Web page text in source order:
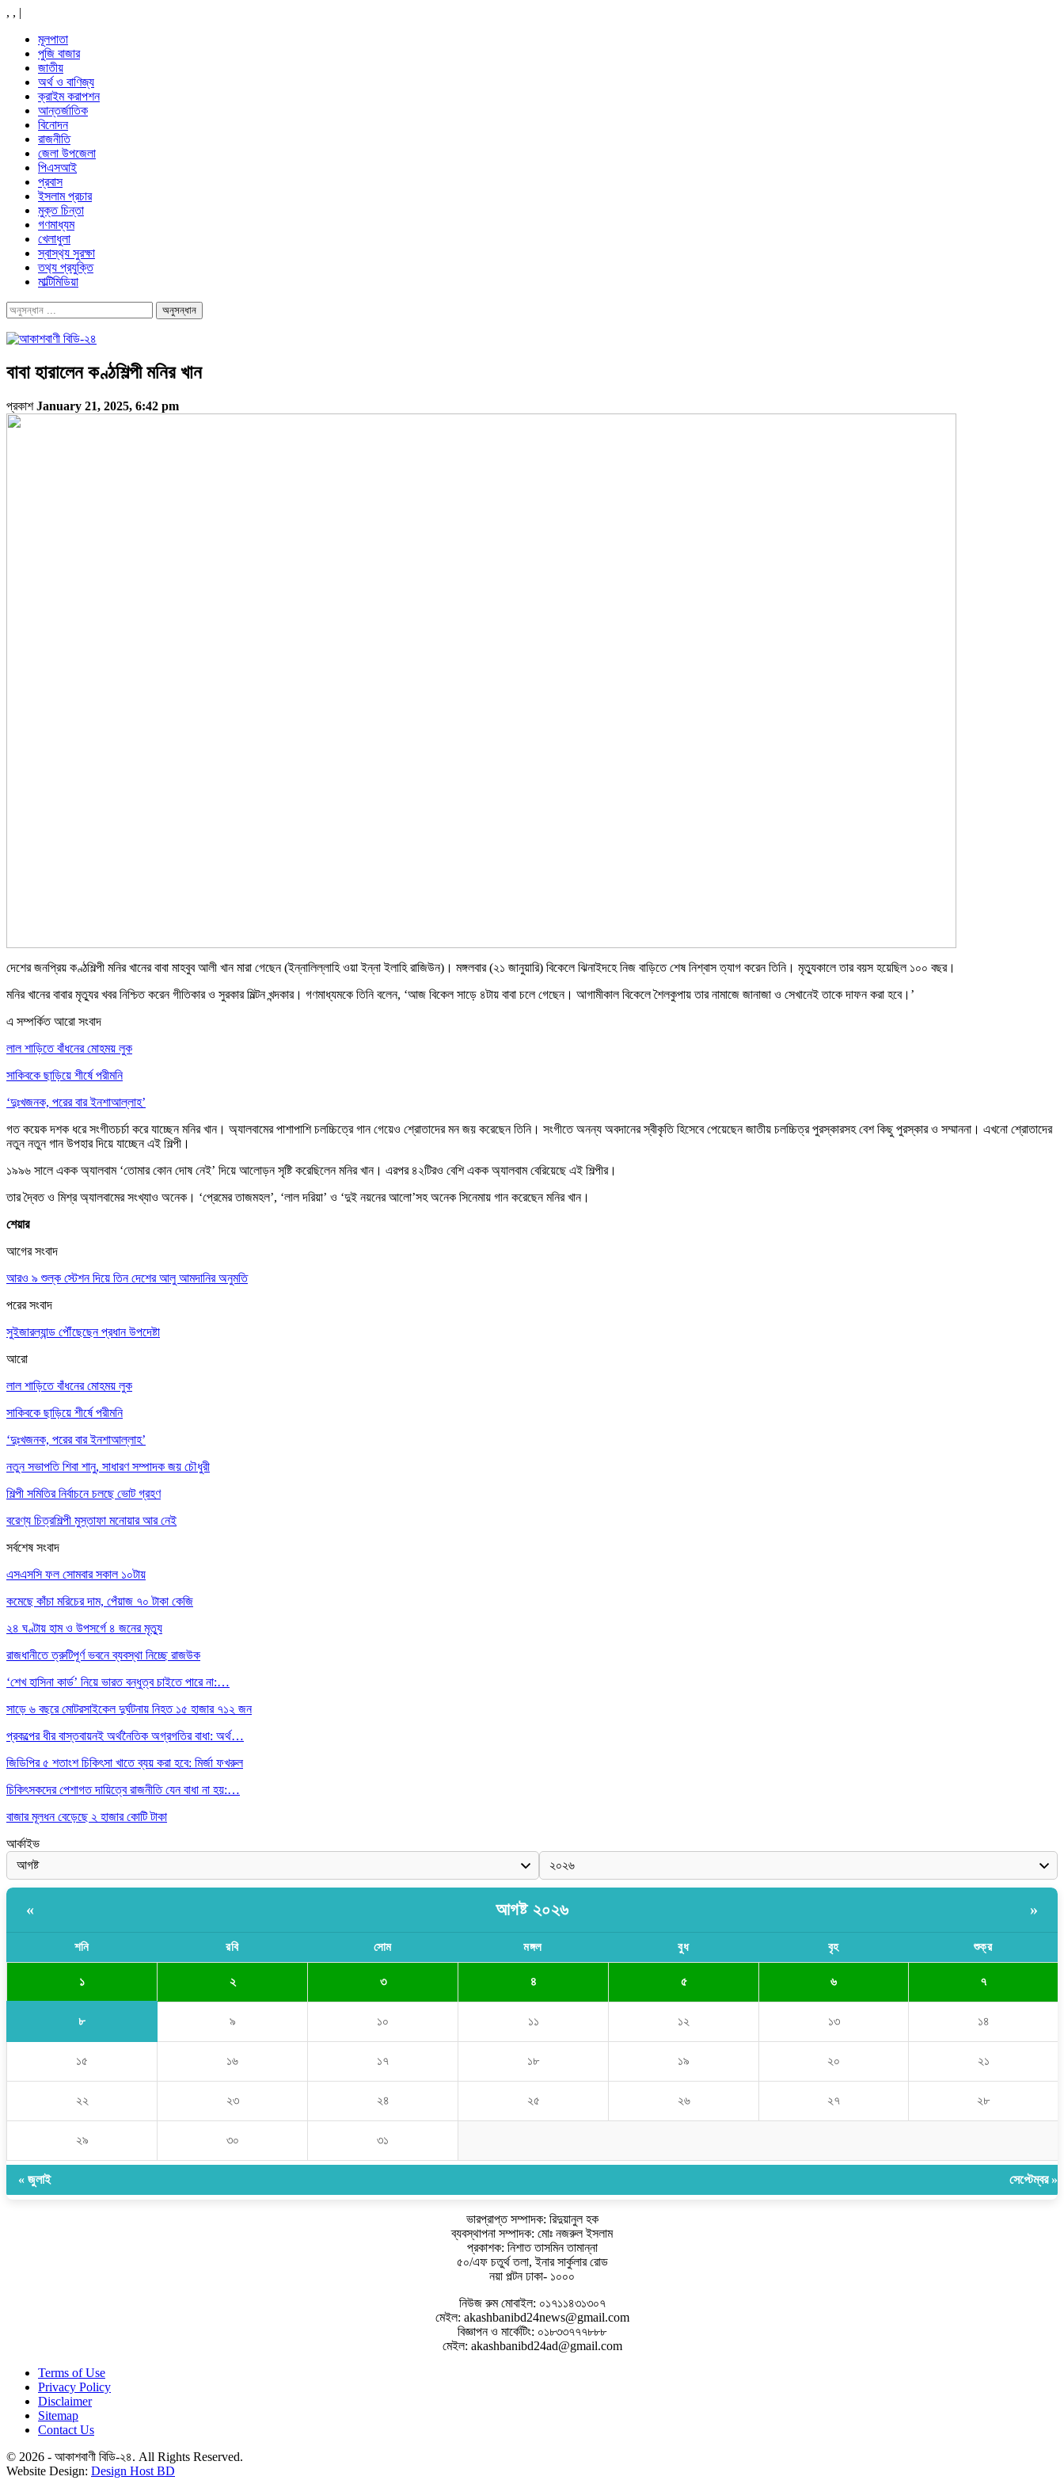
, , |
মূলপাতা
পুজি বাজার
জাতীয়
অর্থ ও বাণিজ্য
ক্রাইম করাপশন
আন্তর্জাতিক
বিনোদন
রাজনীতি
জেলা উপজেলা
পিএসআই
প্রবাস
ইসলাম প্রচার
মুক্ত চিন্তা
গণমাধ্যম
খেলাধুলা
স্বাস্থ‍্য সুরক্ষা
তথ‍্য প্রযুক্তি
মাল্টিমিডিয়া
বাবা হারালেন কণ্ঠশিল্পী মনির খান
প্রকাশJanuary 21, 2025, 6:42 pm
দেশের জনপ্রিয় কণ্ঠশিল্পী মনির খানের বাবা মাহবুব আলী খান মারা গেছেন (ইন্নালিল্লাহি ওয়া ইন্না ইলাহি রাজিউন)। মঙ্গলবার (২১ জানুয়ারি) বিকেলে ঝিনাইদহে নিজ বাড়িতে শেষ নিশ্বাস ত্যাগ করেন তিনি। মৃত্যুকালে তার বয়স হয়েছিল ১০০ বছর।
মনির খানের বাবার মৃত্যুর খবর নিশ্চিত করেন গীতিকার ও সুরকার মিল্টন খন্দকার। গণমাধ্যমকে তিনি বলেন, ‘আজ বিকেল সাড়ে ৪টায় বাবা চলে গেছেন। আগামীকাল বিকেলে শৈলকুপায় তার নামাজে জানাজা ও সেখানেই তাকে দাফন করা হবে।’
এ সম্পর্কিত আরো সংবাদ
লাল শাড়িতে বাঁধনের মোহময় লুক
সাকিবকে ছাড়িয়ে শীর্ষে পরীমনি
‘দুঃখজনক, পরের বার ইনশাআল্লাহ’
গত কয়েক দশক ধরে সংগীতচর্চা করে যাচ্ছেন মনির খান। অ্যালবামের পাশাপাশি চলচ্চিত্রে গান গেয়েও শ্রোতাদের মন জয় করেছেন তিনি। সংগীতে অনন্য অবদানের স্বীকৃতি হিসেবে পেয়েছেন জাতীয় চলচ্চিত্র পুরস্কারসহ বেশ কিছু পুরস্কার ও সম্মাননা। এখনো শ্রোতাদের
নতুন নতুন গান উপহার দিয়ে যাচ্ছেন এই শিল্পী।
১৯৯৬ সালে একক অ্যালবাম ‘তোমার কোন দোষ নেই’ দিয়ে আলোড়ন সৃষ্টি করেছিলেন মনির খান। এরপর ৪২টিরও বেশি একক অ্যালবাম বেরিয়েছে এই শিল্পীর।
তার দ্বৈত ও মিশ্র অ্যালবামের সংখ্যাও অনেক। ‘প্রেমের তাজমহল’, ‘লাল দরিয়া’ ও ‘দুই নয়নের আলো’সহ অনেক সিনেমায় গান করেছেন মনির খান।
শেয়ার
আগের সংবাদ
আরও ৯ শুল্ক স্টেশন দিয়ে তিন দেশের আলু আমদানির অনুমতি
পরের সংবাদ
সুইজারল্যান্ড পৌঁছেছেন প্রধান উপদেষ্টা
আরো
লাল শাড়িতে বাঁধনের মোহময় লুক
সাকিবকে ছাড়িয়ে শীর্ষে পরীমনি
‘দুঃখজনক, পরের বার ইনশাআল্লাহ’
নতুন সভাপতি শিবা শানু, সাধারণ সম্পাদক জয় চৌধুরী
শিল্পী সমিতির নির্বাচনে চলছে ভোট গ্রহণ
বরেণ্য চিত্রশিল্পী মুস্তাফা মনোয়ার আর নেই
সর্বশেষ সংবাদ
এসএসসি ফল সোমবার সকাল ১০টায়
কমেছে কাঁচা মরিচের দাম, পেঁয়াজ ৭০ টাকা কেজি
২৪ ঘণ্টায় হাম ও উপসর্গে ৪ জনের মৃত্যু
রাজধানীতে ত্রুটিপূর্ণ ভবনে ব্যবস্থা নিচ্ছে রাজউক
‘শেখ হাসিনা কার্ড’ নিয়ে ভারত বন্ধুত্ব চাইতে পারে না:…
সাড়ে ৬ বছরে মোটরসাইকেল দুর্ঘটনায় নিহত ১৫ হাজার ৭১২ জন
প্রকল্পের ধীর বাস্তবায়নই অর্থনৈতিক অগ্রগতির বাধা: অর্থ…
জিডিপির ৫ শতাংশ চিকিৎসা খাতে ব্যয় করা হবে: মির্জা ফখরুল
চিকিৎসকদের পেশাগত দায়িত্বে রাজনীতি যেন বাধা না হয়:…
বাজার মূলধন বেড়েছে ২ হাজার কোটি টাকা
আর্কাইভ
« আগষ্ট ২০২৬ »
শনি রবি সোম মঙ্গল বুধ বৃহ শুক্র
১ ২ ৩ ৪ ৫ ৬ ৭
৮ ৯ ১০ ১১ ১২ ১৩ ১৪
১৫ ১৬ ১৭ ১৮ ১৯ ২০ ২১
২২ ২৩ ২৪ ২৫ ২৬ ২৭ ২৮
২৯ ৩০ ৩১
« জুলাই সেপ্টেম্বর »
ভারপ্রাপ্ত সম্পাদক: রিদুয়ানুল হক
ব্যবস্থাপনা সম্পাদক: মোঃ নজরুল ইসলাম
প্রকাশক: নিশাত তাসমিন তামান্না
৫০/এফ চতুর্থ তলা, ইনার সার্কুলার রোড
নয়া পল্টন ঢাকা- ১০০০
নিউজ রুম মোবাইল: ০১৭১১৪৩১৩০৭
মেইল: akashbanibd24news@gmail.com
বিজ্ঞাপন ও মার্কেটিং: ০১৮৩৩৭৭৭৮৮৮
মেইল: akashbanibd24ad@gmail.com
Terms of Use
Privacy Policy
Disclaimer
Sitemap
Contact Us
© 2026 - আকাশবাণী বিডি-২৪. All Rights Reserved.
Website Design: Design Host BD